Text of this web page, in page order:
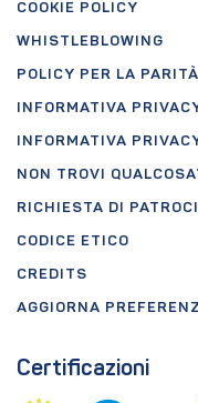
COOKIE POLICY
WHISTLEBLOWING
POLICY PER LA
INFORMATIVA
INFORMATIVA
NON TROVI
RICHIESTA DI
CODICE ETICO
CREDITS
AGGIORNA
Certificazioni